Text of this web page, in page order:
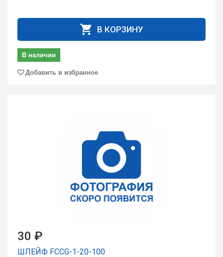
В КОРЗИНУ
В наличии
Добавить в избранное
30 ₽
ШЛЕЙФ FCCG-1-20-100